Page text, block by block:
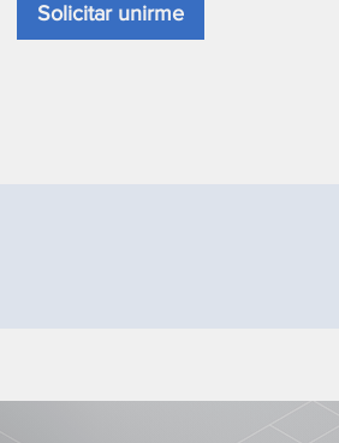
Solicitar unirme